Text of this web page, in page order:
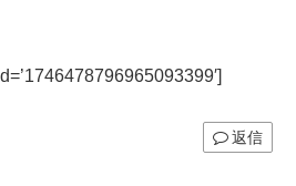
返信